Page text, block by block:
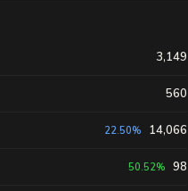
3,149
560
22.50% 14,066
50.52% 98